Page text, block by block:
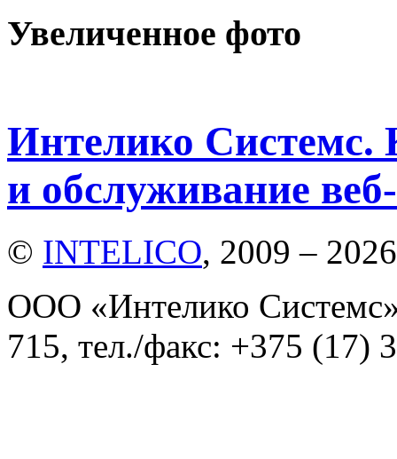
Увеличенное фото
Интелико Системс.
и обслуживание
© INTELICO, 2009 – 2026
ООО «Интелико
715, тел./факс: +375 (17)